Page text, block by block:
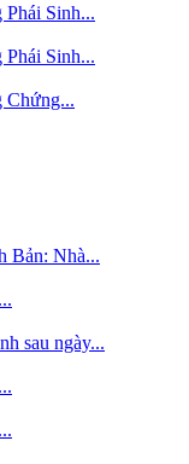
Sinh...
Sinh...
Chứng...
Bản: Nhà...
sau ngày...